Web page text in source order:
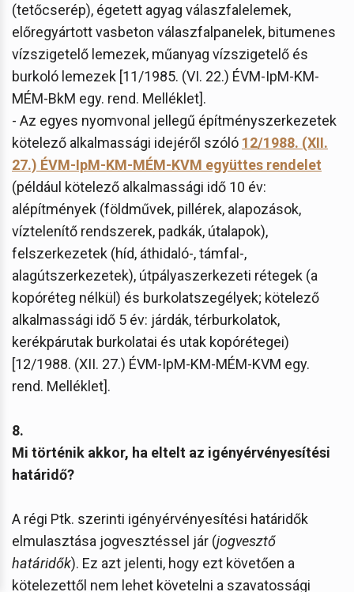
(tetőcserép), égetett agyag válaszfalelemek,
előregyártott vasbeton válaszfalpanelek, bitumenes
vízszigetelő lemezek, műanyag vízszigetelő és
burkoló lemezek [11/1985. (VI. 22.) ÉVM-IpM-KM-
MÉM-BkM egy. rend. Melléklet].
- Az egyes nyomvonal jellegű építményszerkezetek
kötelező alkalmassági idejéről szóló 12/1988. (XII.
27.) ÉVM-IpM-KM-MÉM-KVM együttes rendelet
(például kötelező alkalmassági idő 10 év:
alépítmények (földművek, pillérek, alapozások,
víztelenítő rendszerek, padkák, útalapok),
felszerkezetek (híd, áthidaló-, támfal-,
alagútszerkezetek), útpályaszerkezeti rétegek (a
kopóréteg nélkül) és burkolatszegélyek; kötelező
alkalmassági idő 5 év: járdák, térburkolatok,
kerékpárutak burkolatai és utak kopórétegei)
[12/1988. (XII. 27.) ÉVM-IpM-KM-MÉM-KVM egy.
rend. Melléklet].
8.
Mi történik akkor, ha eltelt az igényérvényesítési
határidő?
A régi Ptk. szerinti igényérvényesítési határidők
elmulasztása jogvesztéssel jár (jogvesztő
határidők). Ez azt jelenti, hogy ezt követően a
kötelezettől nem lehet követelni a szavatossági